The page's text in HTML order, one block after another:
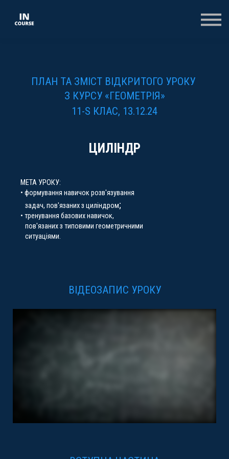
РЕЄСТРАЦІЯ НА САЙТІ
ПЛАН ТА ЗМІСТ ВІДКРИТОГО УРОКУ
З КУРСУ «ГЕОМЕТРІЯ»
11-S КЛАС, 13.12.24
ЦИЛІНДР
МЕТА УРОКУ:
• формування навичок розв'язування
задач, пов'язаних з циліндром;
• тренування базових навичок,
пов'язаних з типовими геометричними
ситуаціями.
ВІДЕОЗАПИС УРОКУ